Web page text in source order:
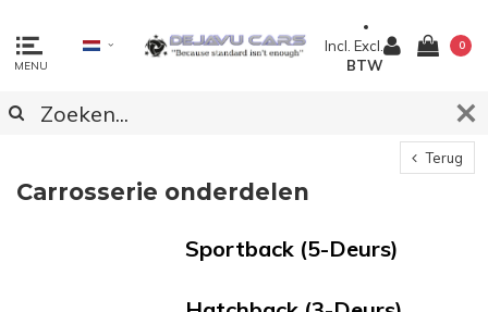
MENU
Incl. Excl.
BTW
0
Terug
Carrosserie onderdelen
Sportback (5-Deurs)